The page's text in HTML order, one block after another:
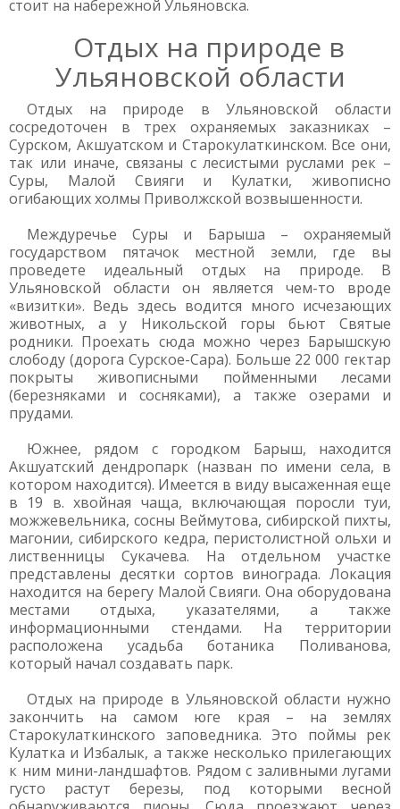
стоит на набережной Ульяновска.
Отдых на природе в
Ульяновской области
Отдых на природе в Ульяновской области
сосредоточен в трех охраняемых заказниках –
Сурском, Акшуатском и Старокулаткинском. Все они,
так или иначе, связаны с лесистыми руслами рек –
Суры, Малой Свияги и Кулатки, живописно
огибающих холмы Приволжской возвышенности.
Междуречье Суры и Барыша – охраняемый
государством пятачок местной земли, где вы
проведете идеальный отдых на природе. В
Ульяновской области он является чем-то вроде
«визитки». Ведь здесь водится много исчезающих
животных, а у Никольской горы бьют Святые
родники. Проехать сюда можно через Барышскую
слободу (дорога Сурское-Сара). Больше 22 000 гектар
покрыты живописными пойменными лесами
(березняками и сосняками), а также озерами и
прудами.
Южнее, рядом с городком Барыш, находится
Акшуатский дендропарк (назван по имени села, в
котором находится). Имеется в виду высаженная еще
в 19 в. хвойная чаща, включающая поросли туи,
можжевельника, сосны Веймутова, сибирской пихты,
магонии, сибирского кедра, перистолистной ольхи и
лиственницы Сукачева. На отдельном участке
представлены десятки сортов винограда. Локация
находится на берегу Малой Свияги. Она оборудована
местами отдыха, указателями, а также
информационными стендами. На территории
расположена усадьба ботаника Поливанова,
который начал создавать парк.
Отдых на природе в Ульяновской области нужно
закончить на самом юге края – на землях
Старокулаткинского заповедника. Это поймы рек
Кулатка и Избалык, а также несколько прилегающих
к ним мини-ландшафтов. Рядом с заливными лугами
густо растут березы, под которыми весной